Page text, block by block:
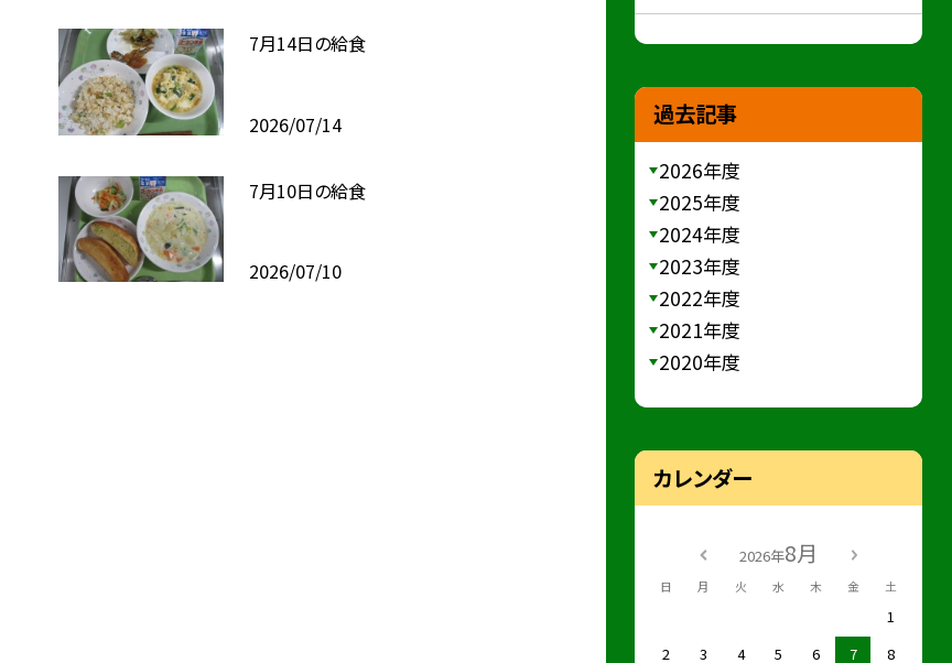
7月14日の給食
2026/07/14
7月10日の給食
2026/07/10
過去記事
2026年度
2025年度
2024年度
2023年度
2022年度
2021年度
2020年度
カレンダー
2026年8月
日 月 火 水 木 金 土
1
2
3 4 5 6 7
8